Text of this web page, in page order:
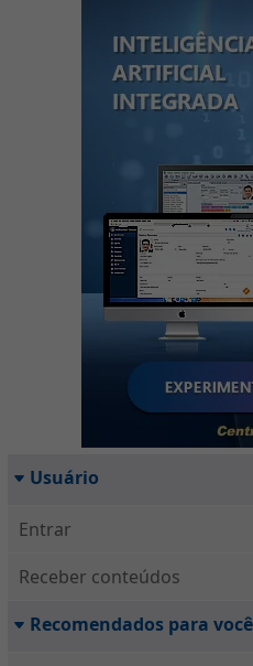
Usuário
Entrar
Receber conteúdos
Recomendados para você